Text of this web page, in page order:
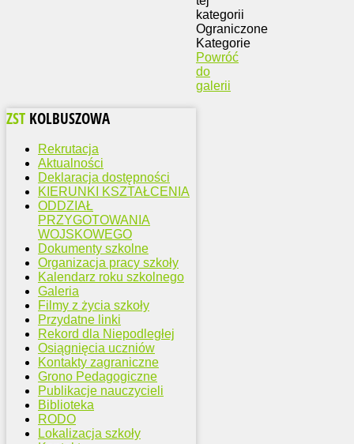
Ograniczone
Kategorie
Powróć
do
galerii
ZST KOLBUSZOWA
Rekrutacja
Aktualności
Deklaracja dostępności
KIERUNKI KSZTAŁCENIA
ODDZIAŁ
PRZYGOTOWANIA
WOJSKOWEGO
Dokumenty szkolne
Organizacja pracy szkoły
Kalendarz roku szkolnego
Galeria
Filmy z życia szkoły
Przydatne linki
Rekord dla Niepodległej
Osiągnięcia uczniów
Kontakty zagraniczne
Grono Pedagogiczne
Publikacje nauczycieli
Biblioteka
RODO
Lokalizacja szkoły